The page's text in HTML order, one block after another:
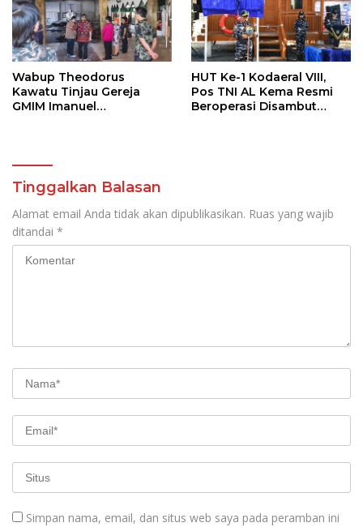
Wabup Theodorus
Kawatu Tinjau Gereja
GMIM Imanuel
bagi Jemaat
HUT Ke-1 Kodaeral VIII,
Pos TNI AL Kema Resmi
Beroperasi Disambut
Tinggalkan Balasan
Alamat email Anda tidak akan dipublikasikan. Ruas yang wajib
ditandai *
Simpan nama, email, dan situs web saya pada peramban ini